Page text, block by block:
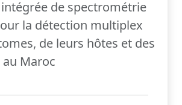
de spectrométrie
la détection multiplex
de leurs hôtes et des
Maroc